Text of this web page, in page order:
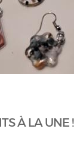
À LA UNE !